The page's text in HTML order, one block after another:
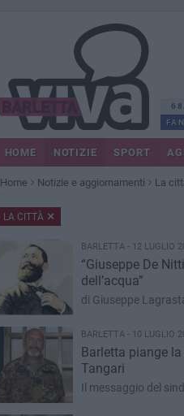
HOME NOTIZIE SPORT
Home Notizie e aggiornamenti La
LA CITTÀ
BARLETTA - 12 LUGLIO
“Giuseppe De
dell’acqua”
di Giuseppe
BARLETTA - 10 LUGLIO
Barletta piange
Tangari
Il messaggio del